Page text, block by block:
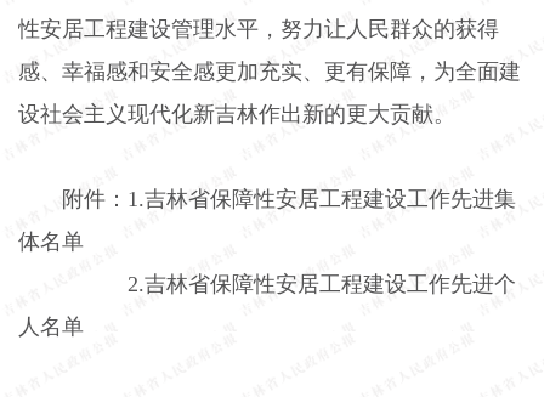
性安居工程建设管理水平，努力让人民群众的获得
感、幸福感和安全感更加充实、更有保障，为全面建
设社会主义现代化新吉林作出新的更大贡献。
附件： 1.吉林省保障性安居工程建设工作先进集
体名单
2.吉林省保障性安居工程建设工作先进个
人名单